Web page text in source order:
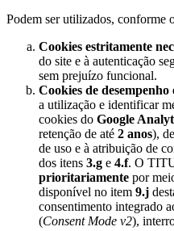
Podem ser utilizados, conforme
Cookies estritamente
do site e à autenticação
sem prejuízo funcional.
Cookies de desempenho
a utilização e identificar
cookies do Google
retenção de até 2 anos),
de uso e à atribuição de
dos itens 3.g e 4.f. O
prioritariamente por
disponível no item 9.j
consentimento integrado
(Consent Mode v2),